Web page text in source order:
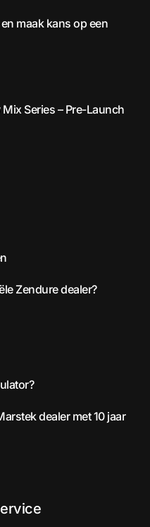
maak kans op een
Series – Pre-Launch
Zendure dealer?
dealer met 10 jaar